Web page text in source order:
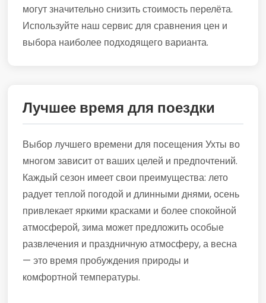
могут значительно снизить стоимость перелёта.
Используйте наш сервис для сравнения цен и
выбора наиболее подходящего варианта.
Лучшее время для поездки
Выбор лучшего времени для посещения Ухты во
многом зависит от ваших целей и предпочтений.
Каждый сезон имеет свои преимущества: лето
радует теплой погодой и длинными днями, осень
привлекает яркими красками и более спокойной
атмосферой, зима может предложить особые
развлечения и праздничную атмосферу, а весна
— это время пробуждения природы и
комфортной температуры.